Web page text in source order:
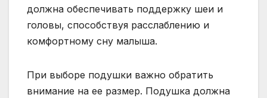
должна обеспечивать поддержку шеи и
головы, способствуя расслаблению и
комфортному сну малыша.
При выборе подушки важно обратить
внимание на ее размер. Подушка должна